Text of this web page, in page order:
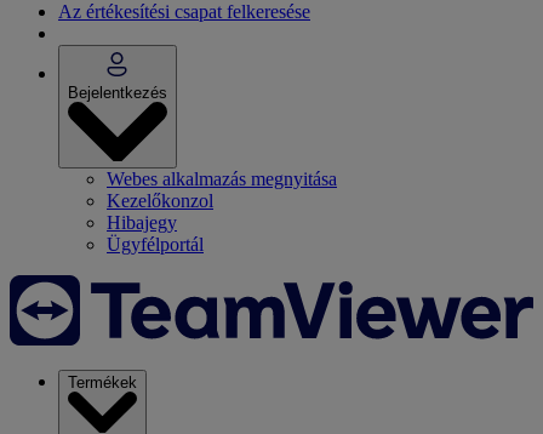
Az értékesítési csapat felkeresése
Bejelentkezés
Webes alkalmazás megnyitása
Kezelőkonzol
Hibajegy
Ügyfélportál
Termékek